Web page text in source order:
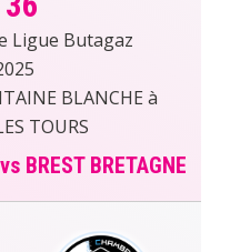
Ligue Butagaz
BLANCHE à
TOURS
BREST BRETAGNE